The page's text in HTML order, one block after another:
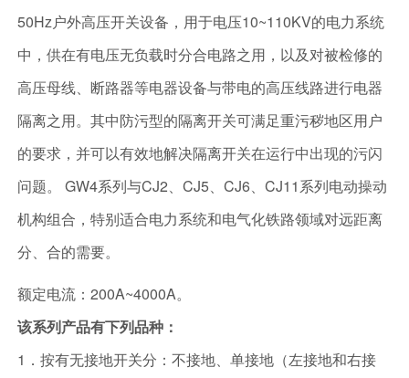
50Hz户外高压开关设备，用于电压10~110KV的电力系统
中，供在有电压无负载时分合电路之用，以及对被检修的
高压母线、断路器等电器设备与带电的高压线路进行电器
隔离之用。其中防污型的隔离开关可满足重污秽地区用户
的要求，并可以有效地解决隔离开关在运行中出现的污闪
问题。 GW4系列与CJ2、CJ5、CJ6、CJ11系列电动操动
机构组合，特别适合电力系统和电气化铁路领域对远距离
分、合的需要。
额定电流：200A~4000A。
该系列产品有下列品种：
1．按有无接地开关分：不接地、单接地（左接地和右接